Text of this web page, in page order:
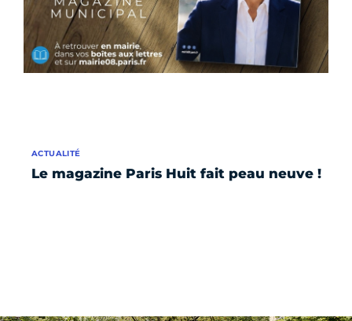
Le magazine Paris Huit fait peau neuve !
ACTUALITÉ